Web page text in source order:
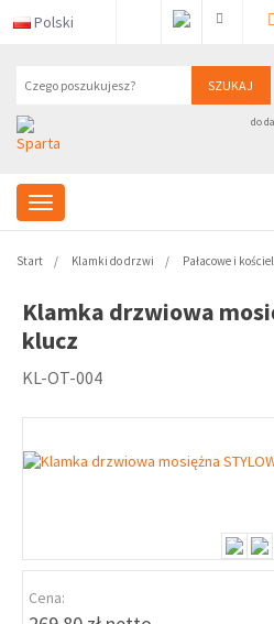
Polski
SZUKAJ
do
Start Klamki do drzwi Pałacowe i
Klamka drzwiowa
klucz
KL-OT-004
Cena: